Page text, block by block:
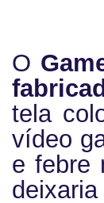
O
tela
vídeo
e febre